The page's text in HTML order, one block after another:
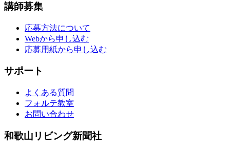
講師募集
応募方法について
Webから申し込む
応募用紙から申し込む
サポート
よくある質問
フォルテ教室
お問い合わせ
和歌山リビング新聞社